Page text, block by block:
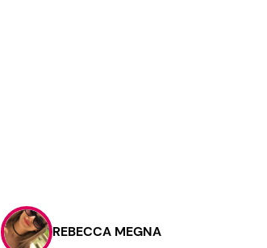
Contattaci
PubblicitàREBECCA MEGNA